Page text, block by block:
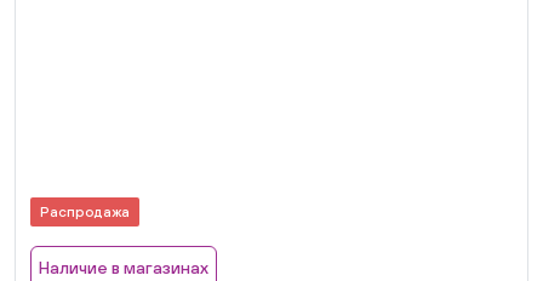
Распродажа
Наличие в магазинах